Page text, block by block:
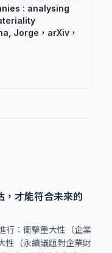
: analysing
Jorge，arXiv，
，才能符合未來的
行：衝擊重大性（企業
性（永續議題對企業財